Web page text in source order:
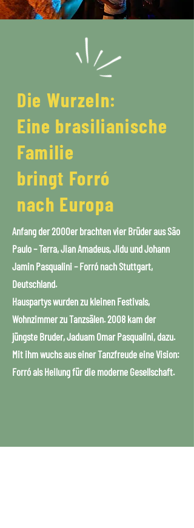
Die Wurzeln:
Eine brasilianische
Familie
bringt Forró
nach Europa
Anfang der 2000er brachten vier Brüder aus São
Paulo – Terra, Jian Amadeus, Jidu und Johann
Jamin Pasqualini – Forró nach Stuttgart,
Deutschland.
Hauspartys wurden zu kleinen Festivals,
Wohnzimmer zu Tanzsälen. 2008 kam der
jüngste Bruder, Jaduam Omar Pasqualini, dazu.
Mit ihm wuchs aus einer Tanzfreude eine Vision:
Forró als Heilung für die moderne Gesellschaft.